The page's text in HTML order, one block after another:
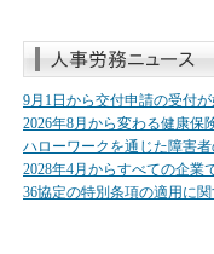
9月1日から交付申請の受付
2026年8月から変わる健康保
ハローワークを通じた障害
2028年4月からすべての企業
36協定の特別条項の適用に